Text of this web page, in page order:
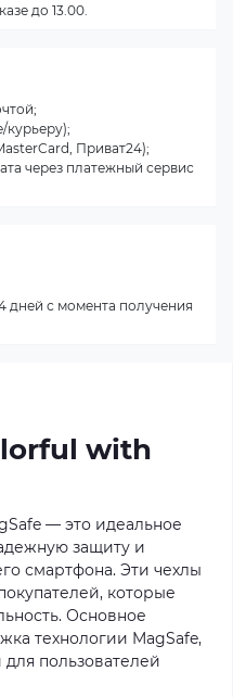
with
— это идеальное
защиту и
смартфона. Эти чехлы
которые
Основное
технологии MagSafe,
пользователей
до 13.00.
курьеру);
Приват24);
через платежный сервис
дней с момента получения